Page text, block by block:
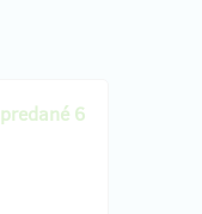
predané 6